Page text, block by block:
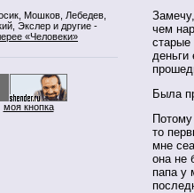
Мошков, Лебедев,
Экслер и другие -
«Человеки»
моя кнопка
чем
старые
Была
Потому
то
мне
она не
папа у